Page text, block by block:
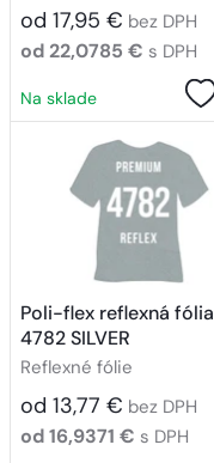
od 17,95 € bez DPH
od 22,0785 € s DPH
Na sklade
Poli-flex reflexná fólia
4782 SILVER
Reflexné fólie
od 13,77 € bez DPH
od 16,9371 € s DPH